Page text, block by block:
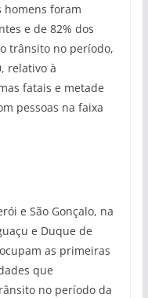
homens foram
e de 82% dos
trânsito no período,
relativo à
fatais e metade
pessoas na faixa
e São Gonçalo, na
e Duque de
as primeiras
que
no período da